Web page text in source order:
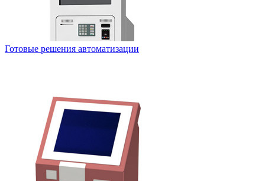
Готовые решения автоматизации